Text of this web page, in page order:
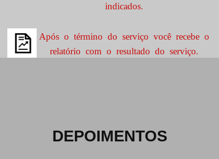
indicados.
Após o término do serviço você recebe o
relatório com o resultado do serviço.
DEPOIMENTOS